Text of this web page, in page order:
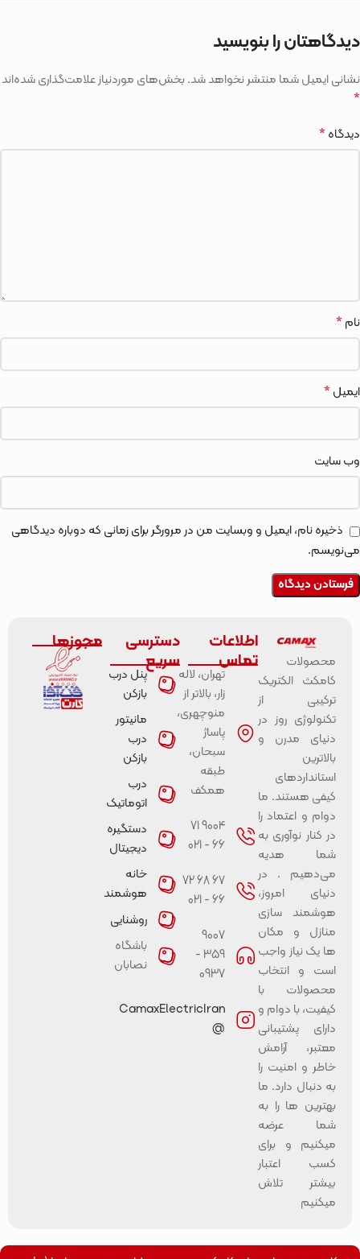
دیدگاهتان را بنویسید
نشانی ایمیل شما منتشر نخواهد شد.بخش‌های موردنیاز علامت‌گذاری شده‌اند
*
دیدگاه*
نام*
ایمیل*
وب‌ سایت
ذخیره نام، ایمیل و وبسایت من در مرورگر برای زمانی که دوباره دیدگاهی
می‌نویسم.
محصولات
کامکث الکتریک
ترکیبی از
تکنولوژی روز در
دنیای مدرن و
بالاترین
استانداردهای
کیفی هستند. ما
دوام و اعتماد را
در کنار نوآوری به
شما هدیه
می‌دهیم . در
دنیای امروز،
هوشمند سازی
منازل و مکان
ها یک نیاز واجب
است و انتخاب
محصولات با
کیفیت، با دوام و
دارای پشتیبانی
معتبر، آرامش
خاطر و امنیت را
به دنبال دارد. ما
بهترین ها را به
شما عرضه
میکنیم و برای
کسب اعتبار
بیشتر تلاش
میکنیم
اطلاعات
تماس
تهران، لاله
زار، بالاتر از
منوچهری،
پاساژ
سبحان،
طبقه
همکف
9004 71
66 - 021
67 68 72
66 - 021
9007
359 -
0937
CamaxElectricIran
@
دسترسی
سریع
پنل درب
بازکن
مانیتور
درب
بازکن
درب
اتوماتیک
دستگیره
دیجیتال
خانه
هوشمند
روشنایی
باشگاه
نصابان
مجوزها